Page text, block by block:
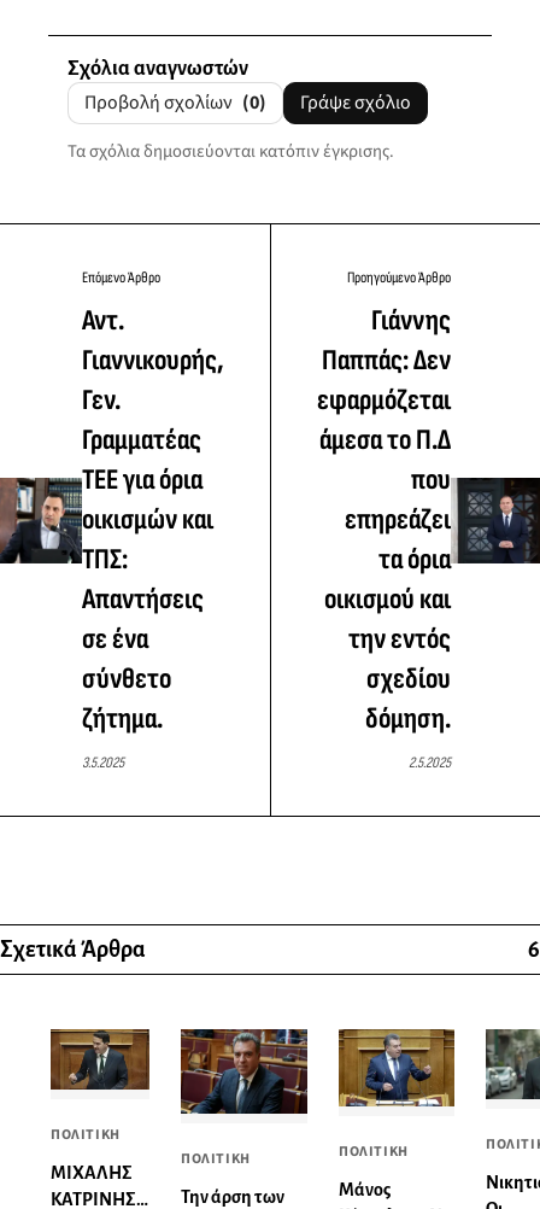
Σχόλια αναγνωστών
Προβολή σχολίων (0) Γράψε σχόλιο
Τα σχόλια δημοσιεύονται κατόπιν έγκρισης.
Επόμενο Άρθρο
Αντ.
Γιαννικουρής,
Γεν.
Γραμματέας
ΤΕΕ για όρια
οικισμών και
ΤΠΣ:
Απαντήσεις
σε ένα
σύνθετο
ζήτημα.
3.5.2025
Προηγούμενο Άρθρο
Γιάννης
Παππάς: Δεν
εφαρμόζεται
άμεσα το Π.Δ
που
επηρεάζει
τα όρια
οικισμού και
την εντός
σχεδίου
δόμηση.
2.5.2025
Σχετικά Άρθρα 6
ΠΟΛΙΤΙΚΗ
ΜΙΧΑΛΗΣ
ΚΑΤΡΙΝΗΣ:
ΠΟΛΙΤΙΚΗ
Την άρση των
ΠΟΛΙΤΙΚΗ
Μάνος